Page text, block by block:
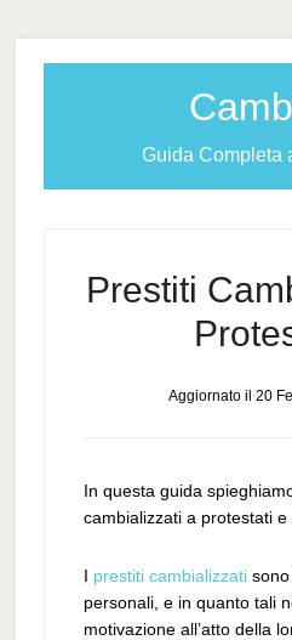
Guida Completa
Prestiti
Aggiornato il20
In questa guida
cambializzati a protestati e
I prestiti cambializzatisono
personali, e in quanto tali
motivazione all’atto della